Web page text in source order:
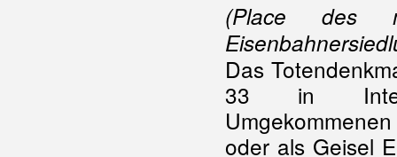
(Place des
Das
33 in
oder als Geisel